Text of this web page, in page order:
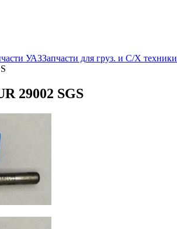
УАЗЗапчасти для груз. и С/Х техники
29002 SGS